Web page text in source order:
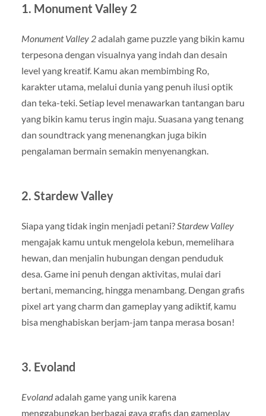
1. Monument Valley 2
Monument Valley 2adalah game puzzle yang bikin kamu
terpesona dengan visualnya yang indah dan desain
level yang kreatif. Kamu akan membimbing Ro,
karakter utama, melalui dunia yang penuh ilusi optik
dan teka-teki. Setiap level menawarkan tantangan baru
yang bikin kamu terus ingin maju. Suasana yang tenang
dan soundtrack yang menenangkan juga bikin
pengalaman bermain semakin menyenangkan.
2. Stardew Valley
Siapa yang tidak ingin menjadi petani? Stardew Valley
mengajak kamu untuk mengelola kebun, memelihara
hewan, dan menjalin hubungan dengan penduduk
desa. Game ini penuh dengan aktivitas, mulai dari
bertani, memancing, hingga menambang. Dengan grafis
pixel art yang charm dan gameplay yang adiktif, kamu
bisa menghabiskan berjam-jam tanpa merasa bosan!
3. Evoland
Evolandadalah game yang unik karena
menggabungkan berbagai gaya grafis dan gameplay